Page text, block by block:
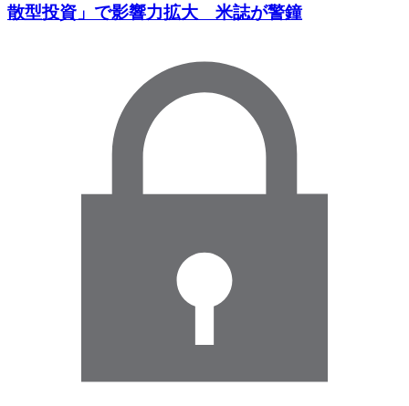
散型投資」で影響力拡大 米誌が警鐘